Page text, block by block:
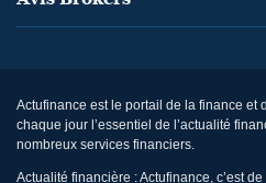
Actufinance est le portail de la finance et
chaque jour l’essentiel de l’actualité
nombreux services financiers.
Actualité financière : Actufinance, c’est